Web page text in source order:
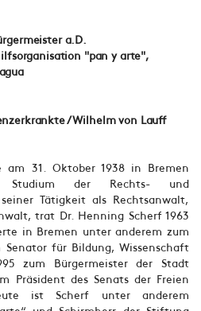
a.D.
"pan y arte",
/ Wilhelm von Lauff
am 31. Oktober 1938 in Bremen
Studium der Rechts- und
Tätigkeit als Rechtsanwalt,
trat Dr. Henning Scherf 1963
in Bremen unter anderem zum
für Bildung, Wissenschaft
zum Bürgermeister der Stadt
Präsident des Senats der Freien
ist Scherf unter anderem